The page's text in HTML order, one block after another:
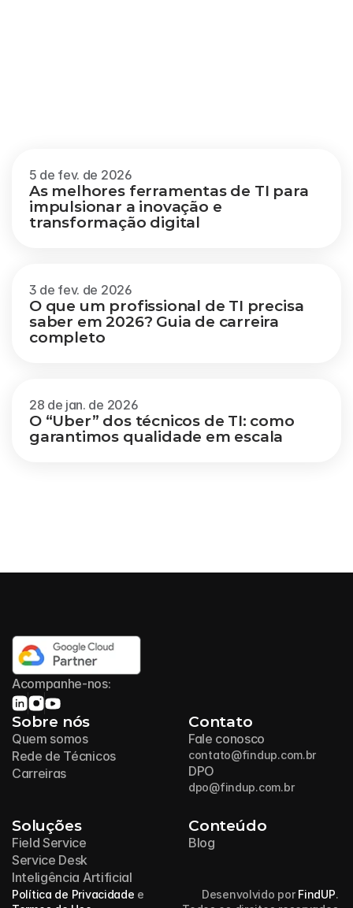
5 de fev. de 2026
As melhores ferramentas de TI para
impulsionar a inovação e
transformação digital
3 de fev. de 2026
O que um profissional de TI precisa
saber em 2026? Guia de carreira
completo
28 de jan. de 2026
O “Uber” dos técnicos de TI: como
garantimos qualidade em escala
Acompanhe-nos:
Sobre nós
Quem somos
Rede de Técnicos
Carreiras
Contato
Fale conosco
contato@findup.com.br
DPO
dpo@findup.com.br
Soluções
Field Service
Service Desk
Inteligência Artificial
Conteúdo
Blog
Política de Privacidade Desenvolvido por FindUP.